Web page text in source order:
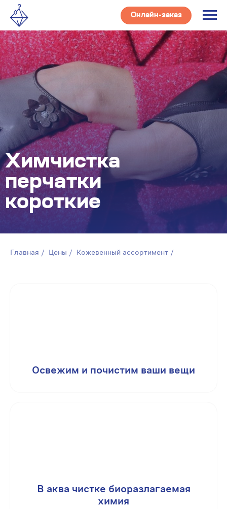
Онлайн-заказ
Химчистка
перчатки
короткие
Главная / Цены / Кожевенный ассортимент /
Освежим и почистим ваши вещи
В аква чистке биоразлагаемая
химия